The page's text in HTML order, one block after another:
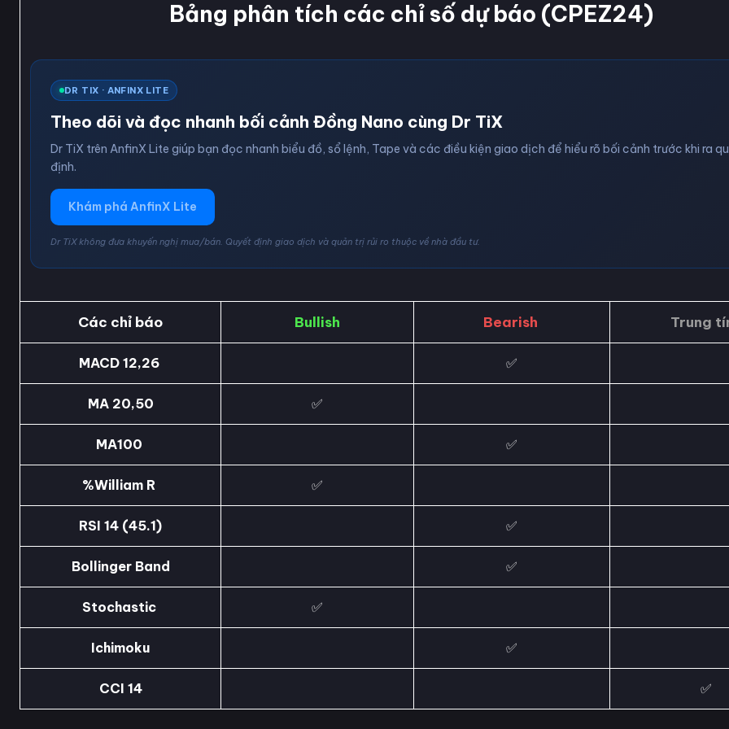
Bảng phân tích các chỉ số dự báo (CPEZ24)
DR TIX · ANFINX LITE
Theo dõi và đọc nhanh bối cảnh Đồng Nano cùng Dr TiX
Dr TiX trên AnfinX Lite giúp bạn đọc nhanh biểu đồ, sổ lệnh, Tape và các điều kiện giao dịch để hiểu rõ bối cảnh trước khi ra
định.
Khám phá AnfinX Lite
Dr TiX không đưa khuyến nghị mua/bán. Quyết định giao dịch và quản trị rủi ro thuộc về nhà đầu tư.
Các chỉ báo Bullish Bearish Trung
MACD 12,26 ✅
MA 20,50 ✅
MA100 ✅
%William R ✅
RSI 14 (45.1) ✅
Bollinger Band ✅
Stochastic ✅
Ichimoku ✅
CCI 14 ✅